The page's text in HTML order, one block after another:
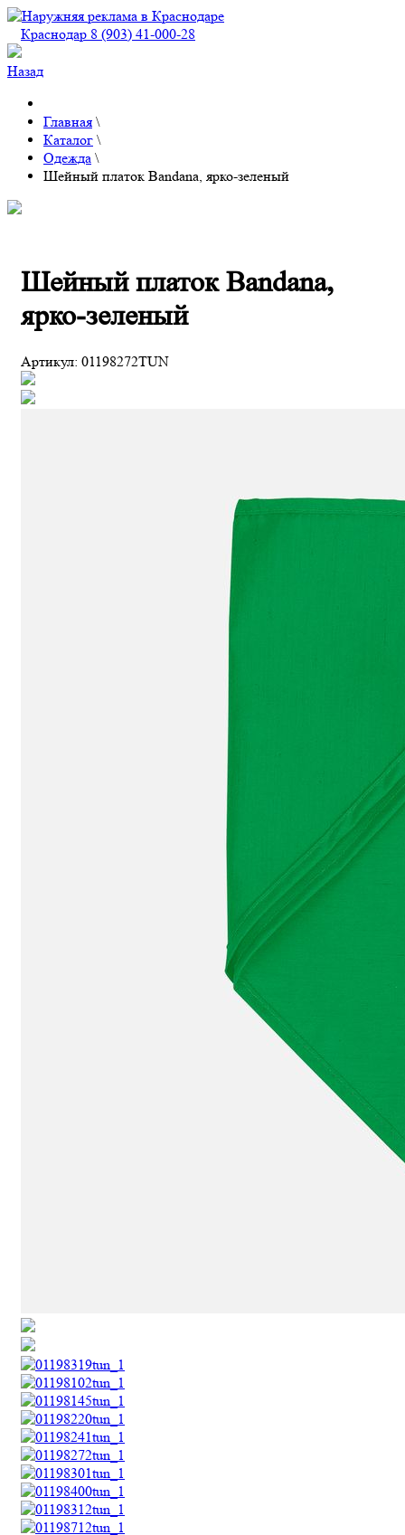
Краснодар 8 (903) 41-000-28
Назад
Главная \
Каталог \
Одежда \
Шейный платок Bandana, ярко-зеленый
Шейный платок Bandana,
ярко-зеленый
Артикул: 01198272TUN